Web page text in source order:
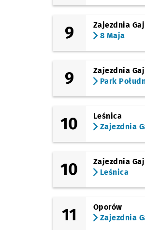
9
Zajezdnia Gaj
8 Maja
9
Zajezdnia Gaj
Park
10
Leśnica
Zajezdnia
10
Zajezdnia Gaj
Leśnica
11
Oporów
Zajezdnia